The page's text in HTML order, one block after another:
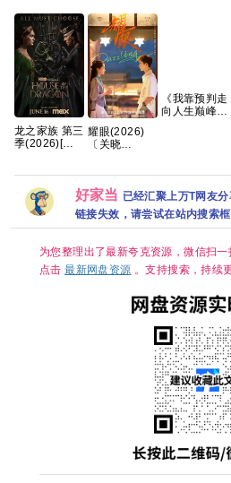
龙之家族 第三
季(2026)[更
简繁英][附1-2
季][8GB集]
耀眼(2026)
〔关晓
度网盘资源
【单集0.8～
3GB】
《我靠预判走
向人生巅峰》
好家当 已经汇聚上万T网友
链接失效，请尝试在站内搜索
为您整理出了最新夸克资源，微信扫
点击最新网盘资源 。支持搜索，持续